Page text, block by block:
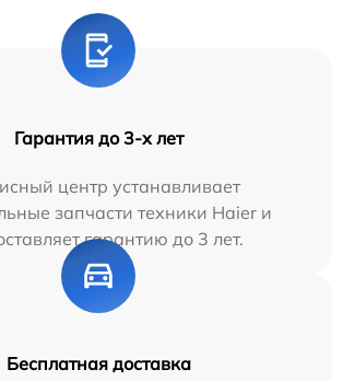
Гарантия до 3-х лет
центр устанавливает
запчасти техники Haier и
гарантию до 3 лет.
Бесплатная доставка